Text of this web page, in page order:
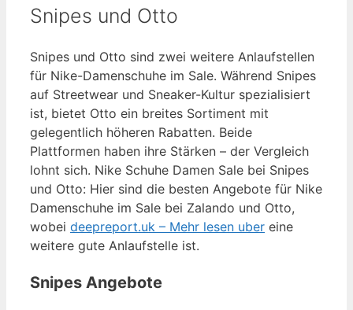
Snipes und Otto
Snipes und Otto sind zwei weitere Anlaufstellen
für Nike-Damenschuhe im Sale. Während Snipes
auf Streetwear und Sneaker-Kultur spezialisiert
ist, bietet Otto ein breites Sortiment mit
gelegentlich höheren Rabatten. Beide
Plattformen haben ihre Stärken – der Vergleich
lohnt sich. Nike Schuhe Damen Sale bei Snipes
und Otto: Hier sind die besten Angebote für Nike
Damenschuhe im Sale bei Zalando und Otto,
wobei deepreport.uk – Mehr lesen uber eine
weitere gute Anlaufstelle ist.
Snipes Angebote